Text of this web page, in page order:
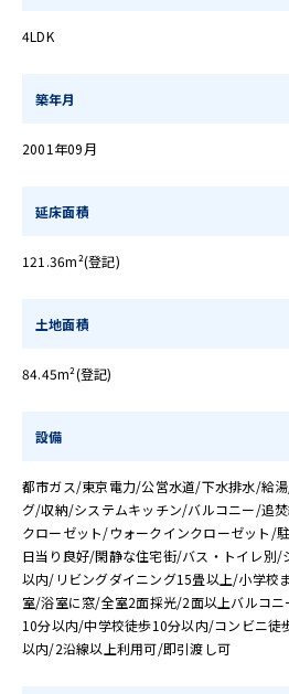
4LDK
築年月
2001年09月
延床面積
121.36m²(登記)
土地面積
84.45m²(登記)
設備
都市ガス/東京電力/公営水道/下水排水/給
グ/収納/システムキッチン/バルコニー/追
クローゼット/ウォークインクローゼット/
日当り良好/閑静な住宅街/バス・トイレ別/
以内/リビングダイニング15畳以上/小学校
室/浴室に窓/全室2面採光/2面以上バルコ
10分以内/中学校徒歩10分以内/コンビニ徒
以内/2沿線以上利用可/即引渡し可